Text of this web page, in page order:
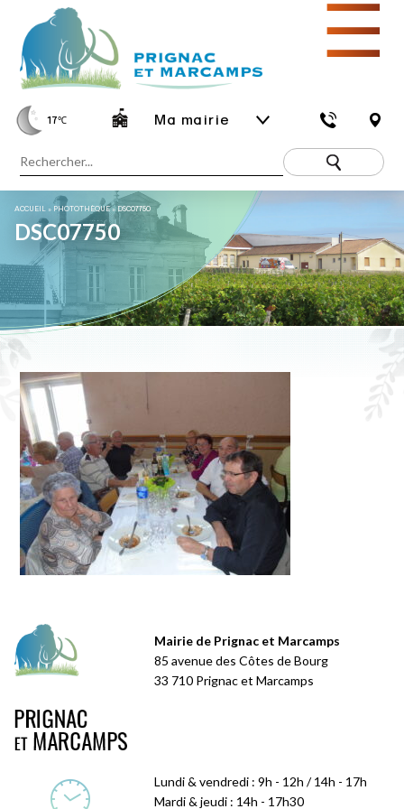
17℃ Ma mairie
☰
ACCUEIL » PHOTOTHÈQUE»DSC07750
DSC07750
Mairie de Prignac et Marcamps
85 avenue des Côtes de Bourg
33 710 Prignac et Marcamps
Lundi & vendredi : 9h - 12h / 14h - 17h
Mardi & jeudi : 14h - 17h30